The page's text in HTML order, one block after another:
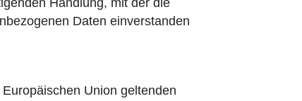
Daten einverstanden
Union geltenden